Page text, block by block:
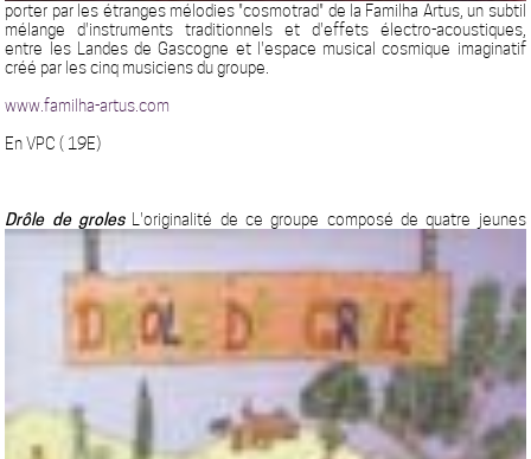
porter par les étranges mélodies "cosmotrad" de la Familha Artus, un subtil
mélange d'instruments traditionnels et d'effets électro-acoustiques,
entre les Landes de Gascogne et l'espace musical cosmique imaginatif
créé par les cinq musiciens du groupe.
www.familha-artus.com
En VPC ( 19E)
Drôle de groles L'originalité de ce groupe composé de quatre jeunes